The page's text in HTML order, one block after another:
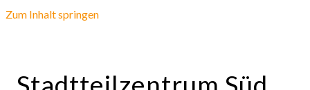
Zum Inhalt springen